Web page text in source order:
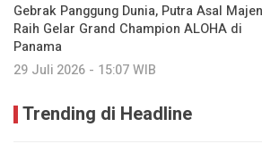
Gebrak Panggung Dunia, Putra Asal
Raih Gelar Grand Champion ALOHA di
Panama
29 Juli 2026 - 15:07 WIB
Trending di Headline